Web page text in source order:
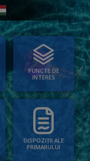
PUNCTE DE
INTERES
DISPOZIȚII ALE
PRIMARULUI